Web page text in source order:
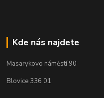
Kde nás najdete
Masarykovo náměstí 90
Blovice 336 01